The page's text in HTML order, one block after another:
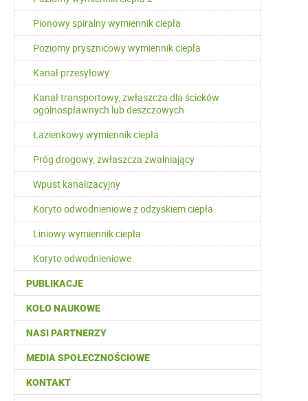
Pionowy spiralny wymiennik ciepła
Poziomy prysznicowy wymiennik ciepła
Kanał przesyłowy
Kanał transportowy, zwłaszcza dla ścieków
ogólnospławnych lub deszczowych
Łazienkowy wymiennik ciepła
Próg drogowy, zwłaszcza zwalniający
Wpust kanalizacyjny
Koryto odwodnieniowe z odzyskiem ciepła
Liniowy wymiennik ciepła
Koryto odwodnieniowe
PUBLIKACJE
KOŁO NAUKOWE
NASI PARTNERZY
MEDIA SPOŁECZNOŚCIOWE
KONTAKT